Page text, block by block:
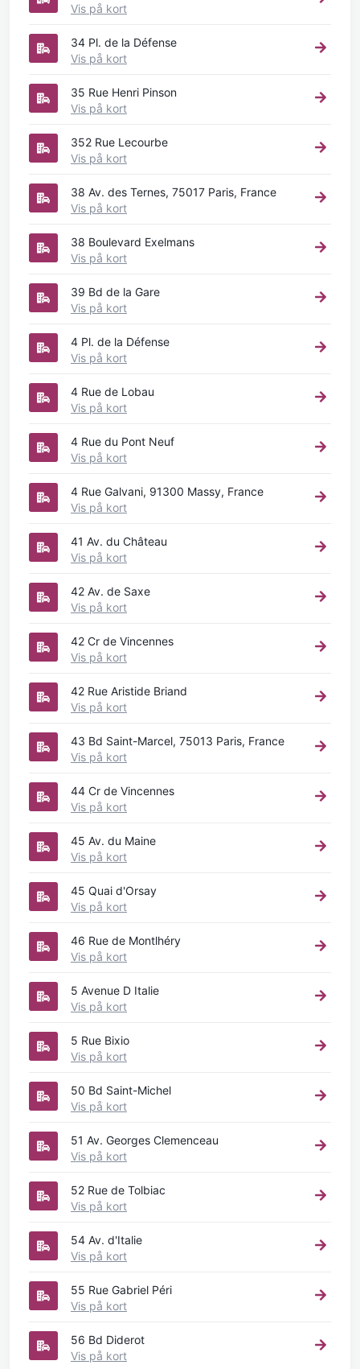
Vis på kort
34 Pl. de la Défense
Vis på kort
35 Rue Henri Pinson
Vis på kort
352 Rue Lecourbe
Vis på kort
38 Av. des Ternes, 75017 Paris, France
Vis på kort
38 Boulevard Exelmans
Vis på kort
39 Bd de la Gare
Vis på kort
4 Pl. de la Défense
Vis på kort
4 Rue de Lobau
Vis på kort
4 Rue du Pont Neuf
Vis på kort
4 Rue Galvani, 91300 Massy, France
Vis på kort
41 Av. du Château
Vis på kort
42 Av. de Saxe
Vis på kort
42 Cr de Vincennes
Vis på kort
42 Rue Aristide Briand
Vis på kort
43 Bd Saint-Marcel, 75013 Paris, France
Vis på kort
44 Cr de Vincennes
Vis på kort
45 Av. du Maine
Vis på kort
45 Quai d'Orsay
Vis på kort
46 Rue de Montlhéry
Vis på kort
5 Avenue D Italie
Vis på kort
5 Rue Bixio
Vis på kort
50 Bd Saint-Michel
Vis på kort
51 Av. Georges Clemenceau
Vis på kort
52 Rue de Tolbiac
Vis på kort
54 Av. d'Italie
Vis på kort
55 Rue Gabriel Péri
Vis på kort
56 Bd Diderot
Vis på kort